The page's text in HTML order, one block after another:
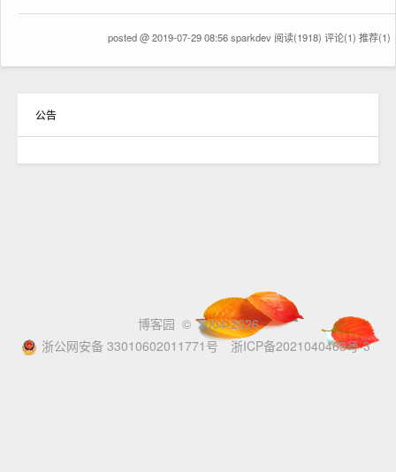
posted @ 2019-07-29 08:56 sparkdev 阅读(1918) 评论(1) 推荐(1)
公告
博客园 © 2004-2026
浙公网安备 33010602011771号
浙ICP备2021040463号-3